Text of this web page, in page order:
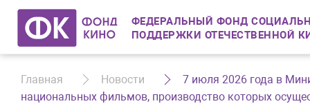
ФЕДЕРАЛЬНЫЙ ФОНД
ПОДДЕРЖКИ ОТЕЧЕСТВЕННОЙ
Главная Новости
7 июля 2026 года в
национальных фильмов, производство которых